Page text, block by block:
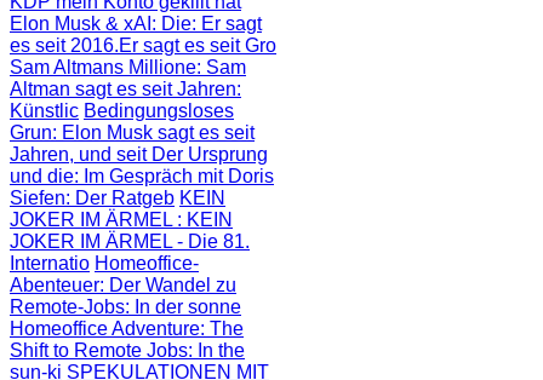
Elon Musk & xAI: Die: Er sagt
es seit 2016.Er sagt es seit Gro
Sam Altmans Millione: Sam
Altman sagt es seit Jahren:
Künstlic Bedingungsloses
Grun: Elon Musk sagt es seit
Jahren, und seit Der Ursprung
und die: Im Gespräch mit Doris
Siefen: Der Ratgeb KEIN
JOKER IM ÄRMEL : KEIN
JOKER IM ÄRMEL - Die 81.
Internatio Homeoffice-
Abenteuer: Der Wandel zu
Remote-Jobs: In der sonne
Homeoffice Adventure: The
Shift to Remote Jobs: In the
sun-ki SPEKULATIONEN MIT